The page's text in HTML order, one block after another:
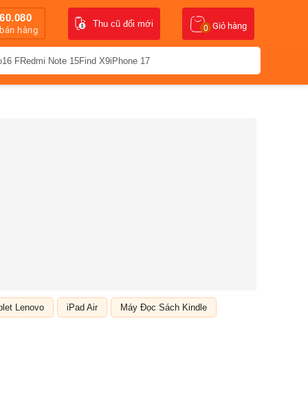
hàng Giỏ hàng
0
Thu cũ đổi mới
FRedmi Note 15Find X9iPhone 17
Lenovo iPad Air
Máy Đọc Sách Kindle